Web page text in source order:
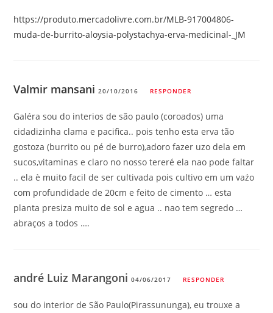
https://produto.mercadolivre.com.br/MLB-917004806-
muda-de-burrito-aloysia-polystachya-erva-medicinal-_JM
Valmir mansani 20/10/2016 RESPONDER
Galéra sou do interios de são paulo (coroados) uma
cidadizinha clama e pacifica.. pois tenho esta erva tão
gostoza (burrito ou pé de burro),adoro fazer uzo dela em
sucos,vitaminas e claro no nosso tereré ela nao pode faltar
.. ela è muito facil de ser cultivada pois cultivo em um vaźo
com profundidade de 20cm e feito de cimento … esta
planta presiza muito de sol e agua .. nao tem segredo …
abraços a todos ….
andré Luiz Marangoni04/06/2017 RESPONDER
sou do interior de São Paulo(Pirassununga), eu trouxe a